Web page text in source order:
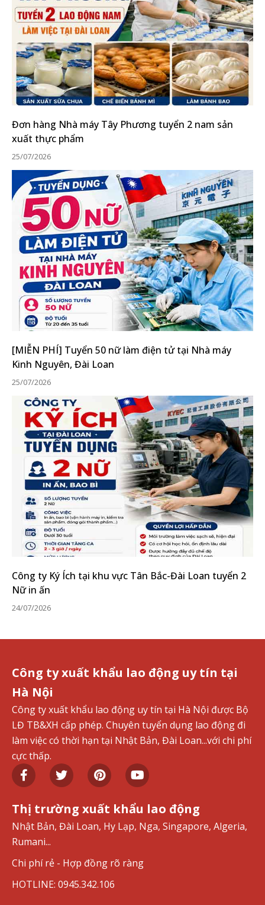
Đơn hàng Nhà máy Tây Phương tuyển 2 nam sản
xuất thực phẩm
25/07/2026
[MIỄN PHÍ] Tuyển 50 nữ làm điện tử tại Nhà máy
Kinh Nguyên, Đài Loan
25/07/2026
Công ty Ký Ích tại khu vực Tân Bắc-Đài Loan tuyển 2
Nữ in ấn
24/07/2026
Công ty xuất khẩu lao động uy tín tại
Hà Nội
Công ty xuất khẩu lao động uy tín tại Hà Nội được Bộ
LĐ TB&XH cấp phép. Chuyên tuyển dụng lao động đi
làm việc có thời hạn tại Nhật Bản, Đài Loan...với chi phí
cực thấp.
Thị trường xuất khẩu lao động
Nhật Bản, Đài Loan, Hy Lạp, Nga, Singapore, Algeria,
Rumani...
Chi phí rẻ - Hợp đồng rõ ràng
HOTLINE: 0945.342.106